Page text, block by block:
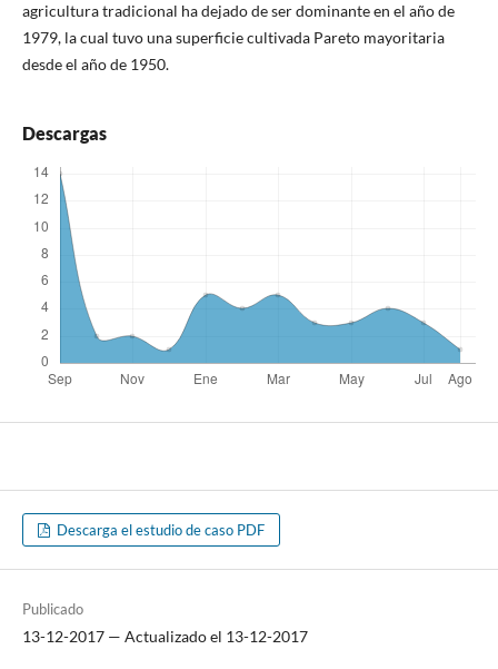
agricultura tradicional ha dejado de ser dominante en el año de
1979, la cual tuvo una superficie cultivada Pareto mayoritaria
desde el año de 1950.
Descargas
Descarga el estudio de caso PDF
Publicado
13-12-2017 — Actualizado el 13-12-2017